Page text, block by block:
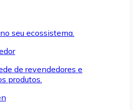
seu ecossistema.
de revendedores e
produtos.